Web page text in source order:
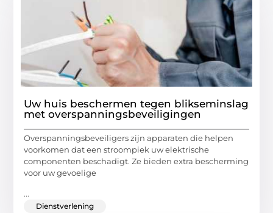
Uw huis beschermen tegen blikseminslag
met overspanningsbeveiligingen
Overspanningsbeveiligers zijn apparaten die helpen
voorkomen dat een stroompiek uw elektrische
componenten beschadigt. Ze bieden extra bescherming
voor uw gevoelige
...
Dienstverlening